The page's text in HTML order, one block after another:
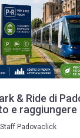
& Ride di
e
Staff Padovaclick